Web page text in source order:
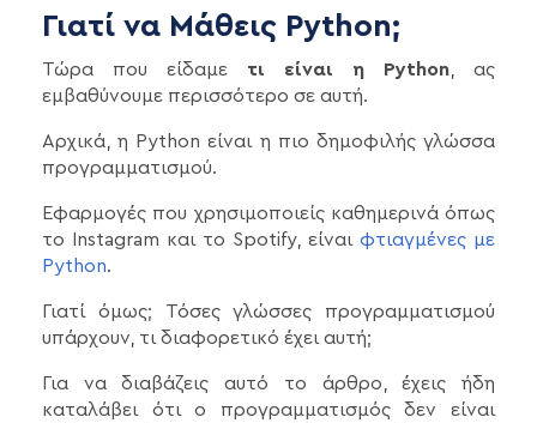
Γιατί να Μάθεις Python;
Τώρα που είδαμε τι είναι η Python , ας
εμβαθύνουμε περισσότερο σε αυτή.
Αρχικά, η Python είναι η πιο δημοφιλής γλώσσα
προγραμματισμού.
Εφαρμογές που χρησιμοποιείς καθημερινά όπως
το Instagram και το Spotify, είναι φτιαγμένες με
Python.
Γιατί όμως; Τόσες γλώσσες προγραμματισμού
υπάρχουν, τι διαφορετικό έχει αυτή;
Για να διαβάζεις αυτό το άρθρο, έχεις ήδη
καταλάβει ότι ο προγραμματισμός δεν είναι